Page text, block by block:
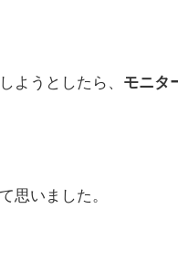
ようとしたら、 モニタ
思いました。